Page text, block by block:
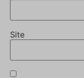
Site